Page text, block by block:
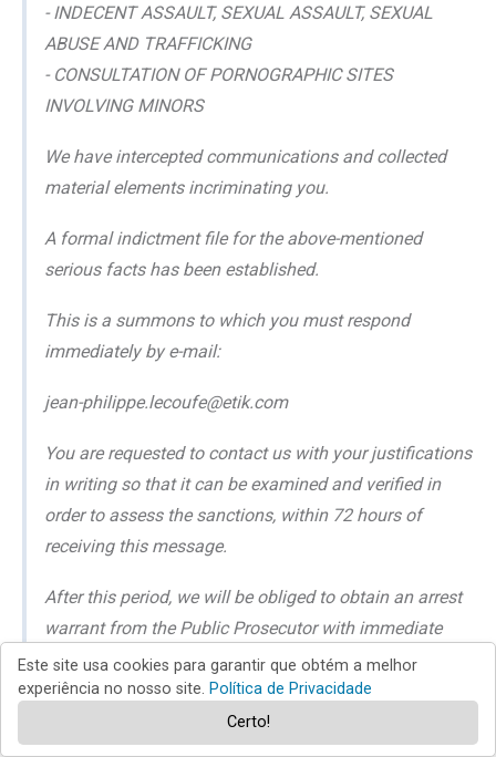
- INDECENT ASSAULT, SEXUAL ASSAULT, SEXUAL
ABUSE AND TRAFFICKING
- CONSULTATION OF PORNOGRAPHIC SITES
INVOLVING MINORS
We have intercepted communications and collected
material elements incriminating you.
A formal indictment file for the above-mentioned
serious facts has been established.
This is a summons to which you must respond
immediately by e-mail:
jean-philippe.lecoufe@etik.com
You are requested to contact us with your justifications
in writing so that it can be examined and verified in
order to assess the sanctions, within 72 hours of
receiving this message.
After this period, we will be obliged to obtain an arrest
warrant from the Public Prosecutor with immediate
effect and to report you to all European law
enforcement agencies. You will also be registered in
the European Registered of Sexual Offenders, and your
details and photography will be sent to associations
Este site usa cookies para garantir que obtém a melhor
experiência no nosso site. Política de Privacidade
Certo!